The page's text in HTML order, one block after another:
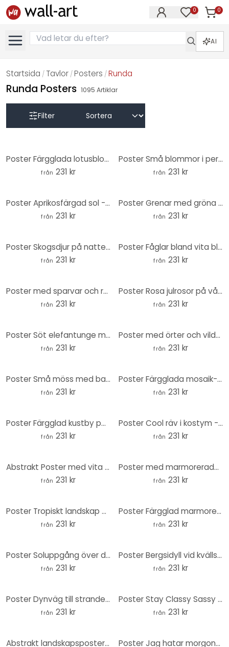
0 0
AI
Startsida / Tavlor / Posters /Runda
Runda Posters 1095 Artiklar
Filter
Poster Färgglada lotusblommor - Cubistika - Rund
från 231 kr
Poster Små blommor i persikofärger - Cubistika - Rund
från 231 kr
Poster Aprikosfärgad sol - Cubistika - Rund
från 231 kr
Poster Grenar med gröna blad - UN Designs - Round
från 231 kr
Poster Skogsdjur på natten - UN Designs - Rund
från 231 kr
Poster Fåglar bland vita blommor - UN Designs - Round
från 231 kr
Poster med sparvar och rödhakar - UN Designs - Round
från 231 kr
Poster Rosa julrosor på våren - UN Designs - Round
från 231 kr
Poster Söt elefantunge mellan bohogrenar - UN Designs - Round
från 231 kr
Poster med örter och vildblommor - UN Designs - Round
från 231 kr
Poster Små möss med ballonger - UN Designs - Round
från 231 kr
Poster Färgglada mosaik-trianglar - Jaszke - Rund
från 231 kr
Poster Färgglad kustby på sommaren - Bonne Müller - Rund
från 231 kr
Poster Cool räv i kostym - Magnusson - Rund
från 231 kr
Abstrakt Poster med vita palmblad - Kulik - Round
från 231 kr
Poster med marmorerade vågor i turkos och guld - Haase - Rund
från 231 kr
Poster Tropiskt landskap med palmer - Haase - Rund
från 231 kr
Poster Färgglad marmorering abstrakt - Gokhale - Rund
från 231 kr
Poster Soluppgång över den abstrakta öknen - Playell - Round
från 231 kr
Poster Bergsidyll vid kvällssjön - Bing Li - Rund
från 231 kr
Poster Dynväg till stranden - Rund - Hobday
från 231 kr
Poster Stay Classy Sassy och lite Bad Assy - Wilson - Rund
från 231 kr
Abstrakt landskapsposter med metalliska färger - Alma - Rund Poster Jag hatar morgonmänniskor - Tvättbjörn - Magnusson - Rund